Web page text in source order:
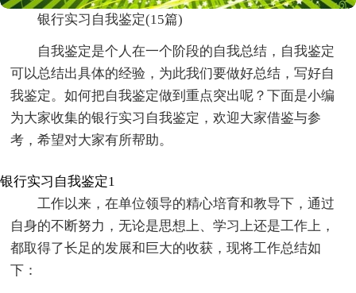
银行实习自我鉴定(15篇)
自我鉴定是个人在一个阶段的自我总结，自我鉴定
可以总结出具体的经验，为此我们要做好总结，写好自
我鉴定。如何把自我鉴定做到重点突出呢？下面是小编
为大家收集的银行实习自我鉴定，欢迎大家借鉴与参
考，希望对大家有所帮助。
银行实习自我鉴定1
工作以来，在单位领导的精心培育和教导下，通过
自身的不断努力，无论是思想上、学习上还是工作上，
都取得了长足的发展和巨大的收获，现将工作总结如
下：